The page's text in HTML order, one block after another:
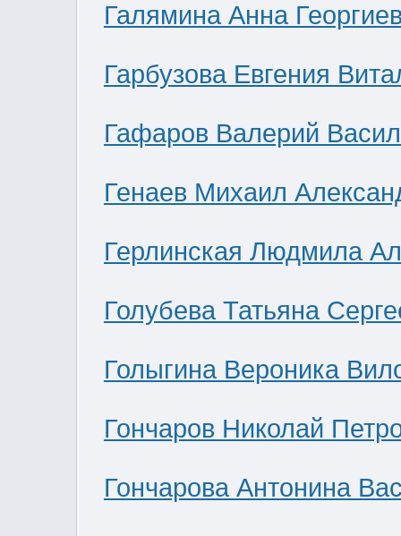
Галямина Анна
Гарбузова Евгения
Гафаров Валерий
Генаев Михаил
Герлинская Людмила
Голубева Татьяна
Голыгина Вероника
Гончаров Николай
Гончарова Антонина